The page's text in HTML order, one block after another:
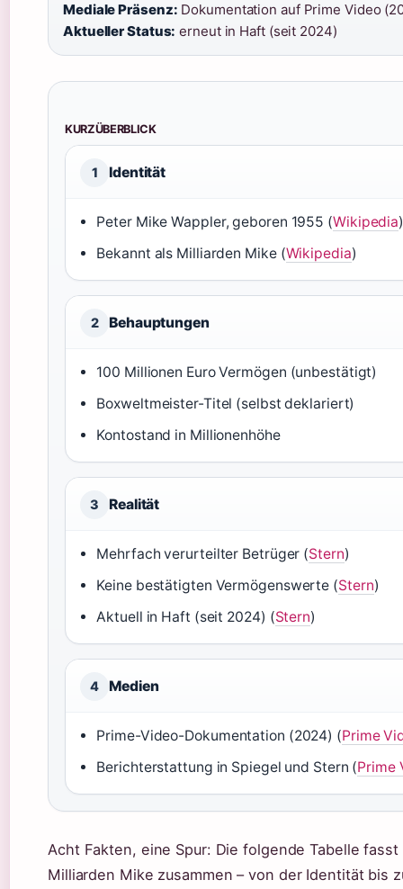
Mediale Präsenz: Dokumentation auf Prime Video
Aktueller Status: erneut in Haft (seit 2024)
KURZÜBERBLICK
1 Identität
Peter Mike Wappler, geboren 1955 (Wikipedia
Bekannt als Milliarden Mike (Wikipedia)
2 Behauptungen
100 Millionen Euro Vermögen (unbestätigt)
Boxweltmeister-Titel (selbst deklariert)
Kontostand in Millionenhöhe
3 Realität
Mehrfach verurteilter Betrüger (Stern)
Keine bestätigten Vermögenswerte (Stern)
Aktuell in Haft (seit 2024) (Stern)
4 Medien
Prime-Video-Dokumentation (2024) (Prime
Berichterstattung in Spiegel und Stern (Prime
Acht Fakten, eine Spur: Die folgende Tabelle
Milliarden Mike zusammen – von der Identität bis